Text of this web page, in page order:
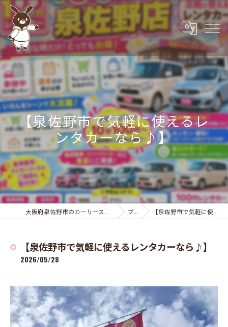
【泉佐野市で気軽に使えるレ
ンタカーなら♪】
ブログ 【泉佐野市で気軽に使えるレンタカーなら♪】
【泉佐野市で気軽に使えるレンタカーなら♪】
2026/05/28